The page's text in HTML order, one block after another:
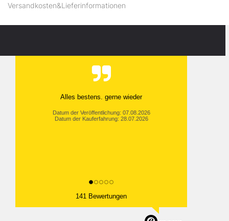
Versandkosten&Lieferinformationen
Alles bestens. gerne wieder
Datum der Veröffentlichung: 07.08.2026
Datum der Kauferfahrung: 28.07.2026
141 Bewertungen